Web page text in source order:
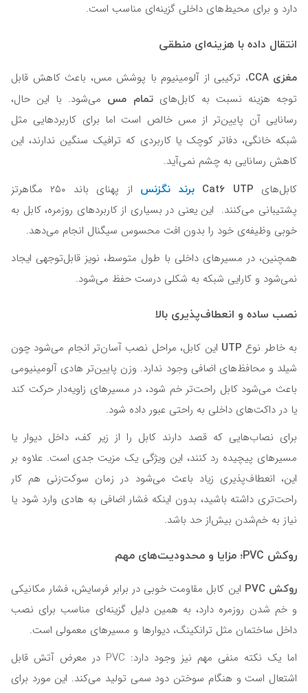
دارد و برای محیط‌های داخلی گزینه‌ای مناسب است.
انتقال داده با هزینه‌ای منطقی
مغزی CCA
، ترکیبی از آلومینیوم با پوشش مس، باعث کاهش قابل
توجه هزینه نسبت به کابل‌هایتمام مس می‌شود. با این حال،
رسانایی آن پایین‌تر از مس خالص است اما برای کاربردهایی مثل
شبکه خانگی، دفاتر کوچک یا کاربردی که ترافیک سنگین ندارند، این
کاهش رسانایی به چشم نمی‌آید.
کابل‌های Cat6 UTP برند نگزنس
از پهنای باند ۲۵۰ مگاهرتز
پشتیبانی می‌کنند. این یعنی در بسیاری از کاربردهای روزمره، کابل به
خوبی وظیفه‌ی خود را بدون افت محسوس سیگنال انجام می‌دهد.
همچنین، در مسیرهای داخلی با طول متوسط، نویز قابل‌توجهی ایجاد
نمی‌شود و کارایی شبکه به شکلی درست حفظ می‌شود‌.
نصب ساده و انعطاف‌پذیری بالا
به خاطر نوع UTP این کابل، مراحل نصب آسان‌تر انجام می‌شود چون
شیلد و محافظ‌های اضافی وجود ندارد. وزن پایین‌تر هادی آلومینیومی
باعث می‌شود کابل راحت‌تر خم شود، در مسیرهای زاویه‌دار حرکت کند
یا در داکت‌های داخلی به راحتی عبور داده شود.
برای نصاب‌هایی که قصد دارند کابل را از زیر کف، داخل دیوار یا
مسیرهای پیچیده رد کنند، این ویژگی یک مزیت جدی است. علاوه‌ بر
این، انعطاف‌پذیری زیاد باعث می‌شود در زمان سوکت‌زنی هم کار
راحت‌تری داشته باشید، بدون اینکه فشار اضافی به هادی وارد شود یا
نیاز به خم‌شدن بیش‌از حد باشد.
روکش PVC؛ مزایا و محدودیت‌های مهم
روکش PVC
این کابل مقاومت خوبی در برابر فرسایش، فشار مکانیکی
و خم شدن روزمره دارد، به همین دلیل گزینه‌ای مناسب برای نصب‌
داخل ساختمان مثل ترانکینگ، دیوارها و مسیرهای معمولی است.
اما یک نکته منفی مهم نیز وجود دارد: PVC در معرض آتش قابل
اشتعال است و هنگام سوختن دود سمی تولید می‌کند. این مورد برای